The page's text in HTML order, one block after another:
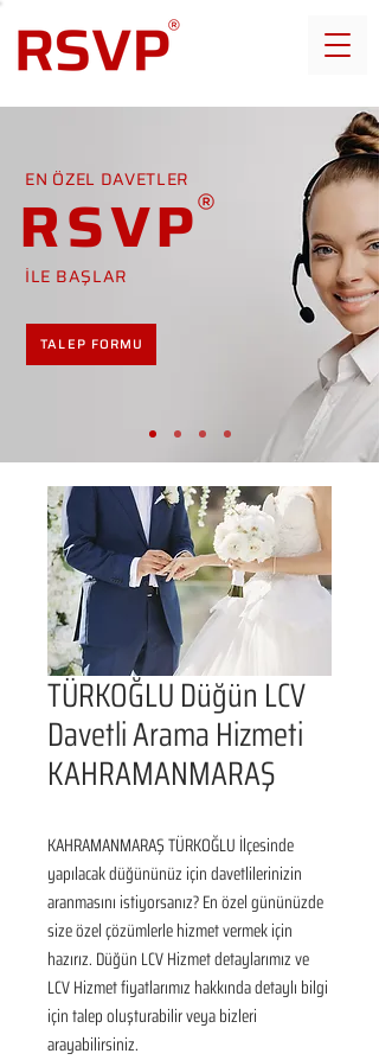
EN ÖZEL DAVETLER
RSVP
İLE BAŞLAR
TALEP FORMU
TÜRKOĞLU Düğün LCV
Davetli Arama Hizmeti
KAHRAMANMARAŞ
KAHRAMANMARAŞ TÜRKOĞLU İlçesinde
yapılacak düğününüz için davetlilerinizin
aranmasını istiyorsanız? En özel gününüzde
size özel çözümlerle hizmet vermek için
hazırız. Düğün LCV Hizmet detaylarımız ve
LCV Hizmet fiyatlarımız hakkında detaylı bilgi
için talep oluşturabilir veya bizleri
arayabilirsiniz.